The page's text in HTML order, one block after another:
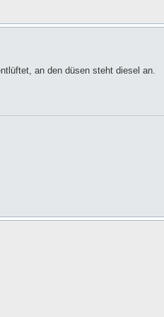
an den düsen steht diesel an.